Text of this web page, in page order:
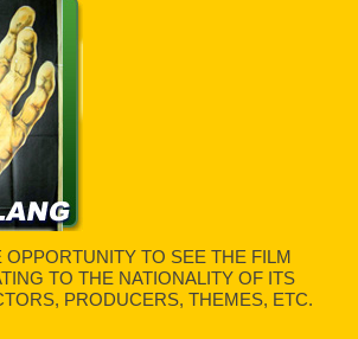
OPPORTUNITY TO SEE THE FILM
TO THE NATIONALITY OF ITS
PRODUCERS, THEMES, ETC.